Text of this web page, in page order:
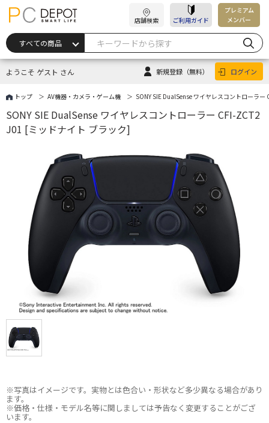
店舗検索 ご利用ガイド
プレミアム
メンバー
ようこそ ゲスト さん 新規登録 （無料） ログイン
トップ AV機器・カメラ・ゲーム機 SONY SIE DualSense ワイヤレスコントローラ
※写真はイメージです。実物とは色合い・形状など多少異なる場合があり
ます。
※価格・仕様・モデル名等に関しましては予告なく変更することがござ
います。
SONY SIE DualSense ワイヤレスコントローラー CFI-ZCT2
J01 [ミッドナイト ブラック]